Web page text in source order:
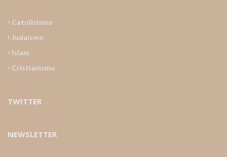
Catolicismo
Judaismo
Islam
Cristianismo
TWITTER
NEWSLETTER